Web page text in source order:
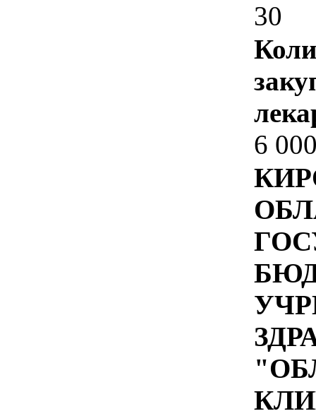
30
6